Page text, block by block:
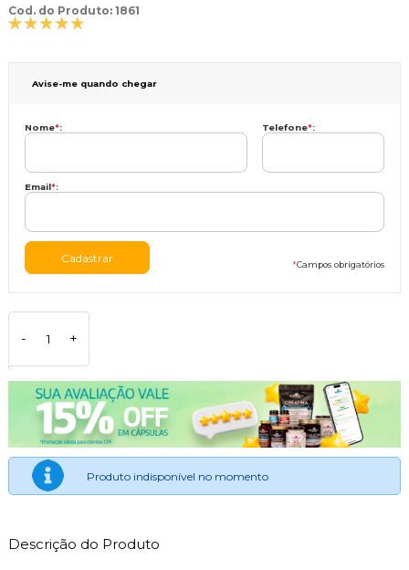
Cod. do Produto: 1861
Avise-me quando chegar
Nome*: Telefone*:
Email*:
*Campos obrigatórios
- +
Produto indisponível no momento
Descrição do Produto